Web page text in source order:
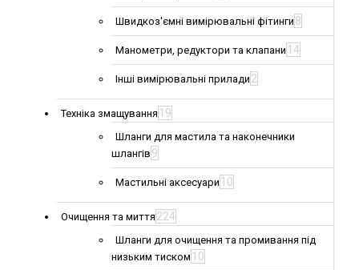
Швидкоз'ємні вимірювальні фітинги 8
Манометри, редуктори та клапани 14
Інші вимірювальні прилади 2
Техніка змащування 19
Шланги для мастила та наконечники
шлангів 9
Мастильні аксесуари 10
Очищення та миття 224
Шланги для очищення та промивання під
низьким тиском 10